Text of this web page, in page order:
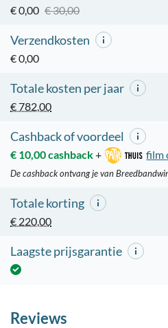
€ 0,00 € 30,00
Verzendkosten
€ 0,00
Totale kosten per jaar
€ 782,00
Cashback of voordeel
€ 10,00 cashback+ film
De cashback ontvang je van
Totale korting
€ 220,00
Laagste prijsgarantie
Reviews